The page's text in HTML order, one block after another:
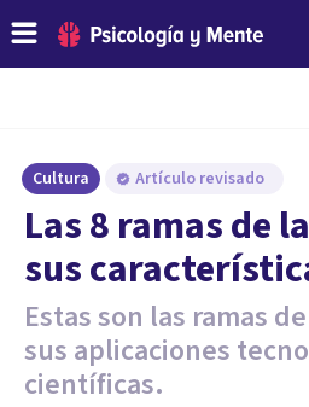
Cultura Artículo revisado
Las 8 ramas de
sus
Estas son las ramas
sus aplicaciones
científicas.